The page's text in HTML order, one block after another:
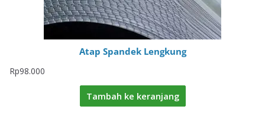
Atap Spandek Lengkung
Rp98.000
Tambah ke keranjang